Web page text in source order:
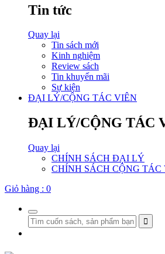
Tin tức
Quay lại
Tin sách mới
Kinh nghiệm
Review sách
Tin khuyến mãi
Sự kiện
ĐẠI LÝ/CỘNG TÁC VIÊN
ĐẠI LÝ/CỘNG TÁC
Quay lại
CHÍNH SÁCH ĐẠI LÝ
CHÍNH SÁCH CỘNG TÁC
Giỏ hàng : 0